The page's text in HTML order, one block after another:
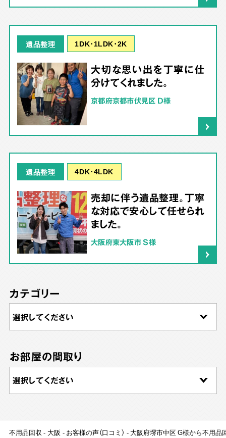
遺品整理 1DK･1LDK･2K
大切な思い出を丁寧に仕
分けてくれました。
京都府京都市伏見区 D様
遺品整理 4DK･4LDK
売却に伴う遺品整理。丁寧
な対応で安心して任せられ
ました。
大阪府東大阪市 S様
カテゴリー
お部屋の間取り
不用品回収 大阪 お客様の声（口コミ） 大阪府堺市中区 G様から不用品